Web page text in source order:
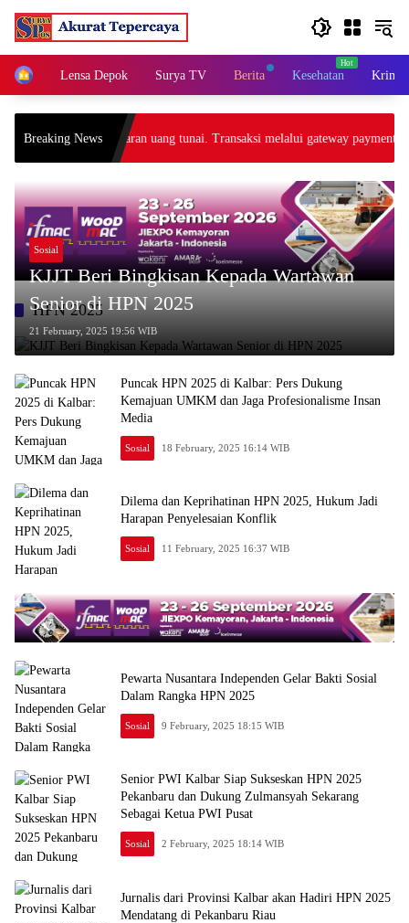
HomeLensa Depok Surya TV Berita Kesehatan
Breaking News
pembayaran uang tunai. Transaksi melalui gateway payment atau
HPN 2025
Sosial
KJJT Beri Bingkisan Kepada Wartawan
Senior di HPN 2025
21 February, 2025 19:56 WIB
Puncak HPN 2025 di Kalbar: Pers Dukung
Kemajuan UMKM dan Jaga Profesionalisme Insan
Media
Sosial 18 February, 2025 16:14 WIB
Dilema dan Keprihatinan HPN 2025, Hukum Jadi
Harapan Penyelesaian Konflik
Sosial 11 February, 2025 16:37 WIB
Pewarta Nusantara Independen Gelar Bakti Sosial
Dalam Rangka HPN 2025
Sosial 9 February, 2025 18:15 WIB
Senior PWI Kalbar Siap Sukseskan HPN 2025
Pekanbaru dan Dukung Zulmansyah Sekarang
Sebagai Ketua PWI Pusat
Sosial 2 February, 2025 18:14 WIB
Jurnalis dari Provinsi Kalbar akan Hadiri HPN 2025
Mendatang di Pekanbaru Riau